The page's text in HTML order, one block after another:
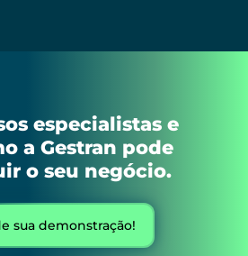
especialistas e
a Gestran pode
o seu negócio.
sua demonstração!